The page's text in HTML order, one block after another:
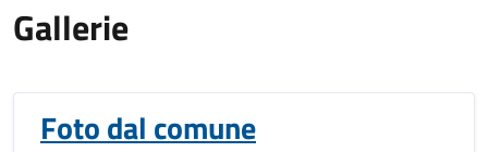
Gallerie
Foto dal comune